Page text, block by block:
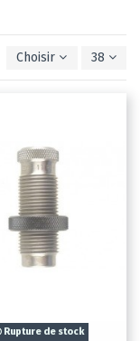
Choisir 38
Rupture de stock